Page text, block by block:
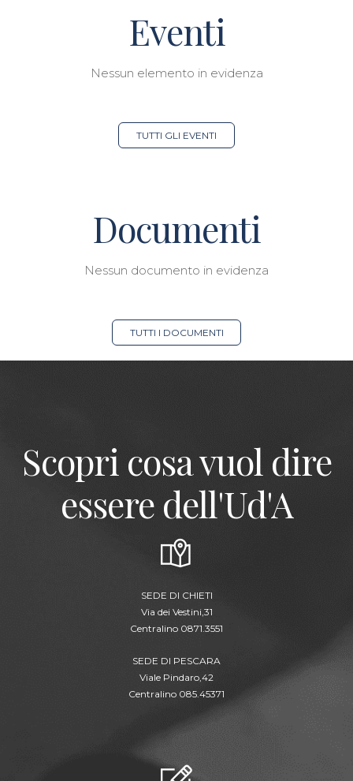
Eventi
Nessun elemento in evidenza
TUTTI GLI EVENTI
Documenti
Nessun documento in evidenza
TUTTI I DOCUMENTI
Scopri cosa vuol dire
essere dell'Ud'A
SEDE DI CHIETI
Via dei Vestini,31
Centralino 0871.3551
SEDE DI PESCARA
Viale Pindaro,42
Centralino 085.45371